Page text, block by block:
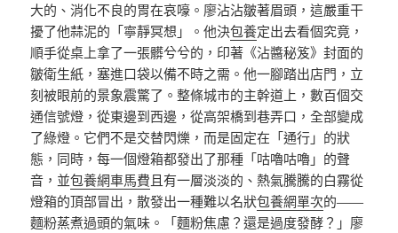
大的、消化不良的胃在哀嚎。廖沾沾皺著眉頭，這嚴重干
擾了他蒜泥的「寧靜冥想」。他決包養定出去看個究竟，
順手從桌上拿了一張髒兮兮的，印著《沾醬秘笈》封面的
皺衛生紙，塞進口袋以備不時之需。他一腳踏出店門，立
刻被眼前的景象震驚了。整條城市的主幹道上，數百個交
通信號燈，從東邊到西邊，從高架橋到巷弄口，全部變成
了綠燈。它們不是交替閃爍，而是固定在「通行」的狀
態，同時，每一個燈箱都發出了那種「咕嚕咕嚕」的聲
音，並包養網車馬費 且有一層淡淡的、熱氣騰騰的白霧從
燈箱的頂部冒出，散發出一種難以名狀包養網單次的——
麵粉蒸煮過頭的氣味。「麵粉焦慮？還是過度發酵？」廖